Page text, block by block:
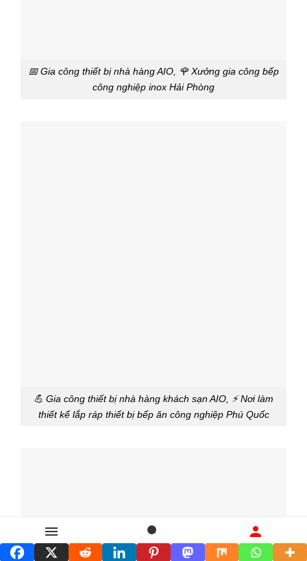
📅 Gia công thiết bị nhà hàng AIO, 🌹 Xưởng gia công bếp
công nghiệp inox Hải Phòng
💪 Gia công thiết bị nhà hàng khách sạn AIO, ⚡ Nơi làm
thiết kế lắp ráp thiết bị bếp ăn công nghiệp Phú Quốc
Danh mục Tìm kiếm Liên hệ